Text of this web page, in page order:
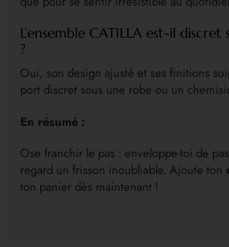
L’ensemble CATILLA est-il discret
?
Oui, son design ajusté et ses finitions
port discret sous une robe ou un
En résumé :
Ose franchir le pas : enveloppe-toi de
regard un frisson inoubliable. Ajoute ton
ton panier dès maintenant !